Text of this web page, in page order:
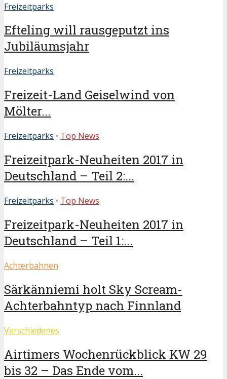
Freizeitparks
Efteling will rausgeputzt ins
Jubiläumsjahr
Freizeitparks
Freizeit-Land Geiselwind von
Mölter...
Freizeitparks • Top News
Freizeitpark-Neuheiten 2017 in
Deutschland – Teil 2:...
Freizeitparks • Top News
Freizeitpark-Neuheiten 2017 in
Deutschland – Teil 1:...
Achterbahnen
Särkänniemi holt Sky Scream-
Achterbahntyp nach Finnland
Verschiedenes
Airtimers Wochenrückblick KW 29
bis 32 – Das Ende vom...